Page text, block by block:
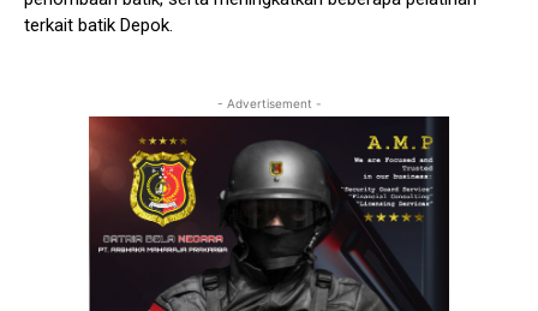
terkait batik Depok.
- Advertisement -